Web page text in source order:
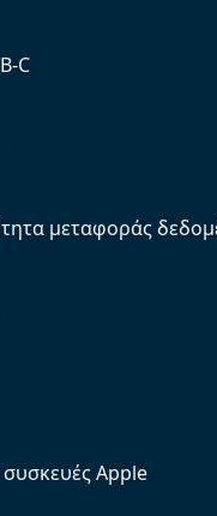
C
μεταφοράς
Apple